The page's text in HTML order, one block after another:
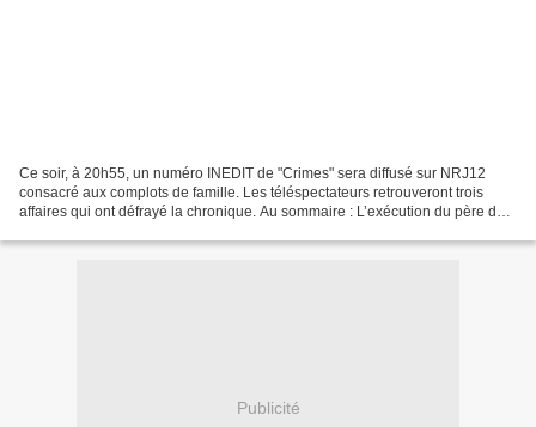
Ce soir, à 20h55, un numéro INEDIT de "Crimes" sera diffusé sur NRJ12
consacré aux complots de famille. Les téléspectateurs retrouveront trois
affaires qui ont défrayé la chronique. Au sommaire : L’exécution du père de
Publicité